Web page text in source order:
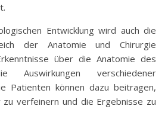
Entwicklung wird auch die
der Anatomie und Chirurgie
über die Anatomie des
Auswirkungen verschiedener
Patienten können dazu beitragen,
verfeinern und die Ergebnisse zu